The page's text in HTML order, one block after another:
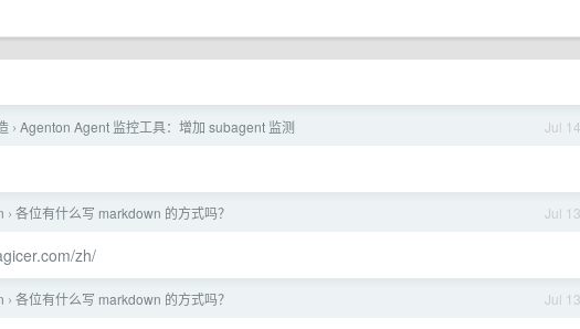
Jul 14
› Agenton Agent 监控工具：增加 subagent 监测
Jul 13
› 各位有什么写 markdown 的方式吗？
zh/
Jul 13
› 各位有什么写 markdown 的方式吗？